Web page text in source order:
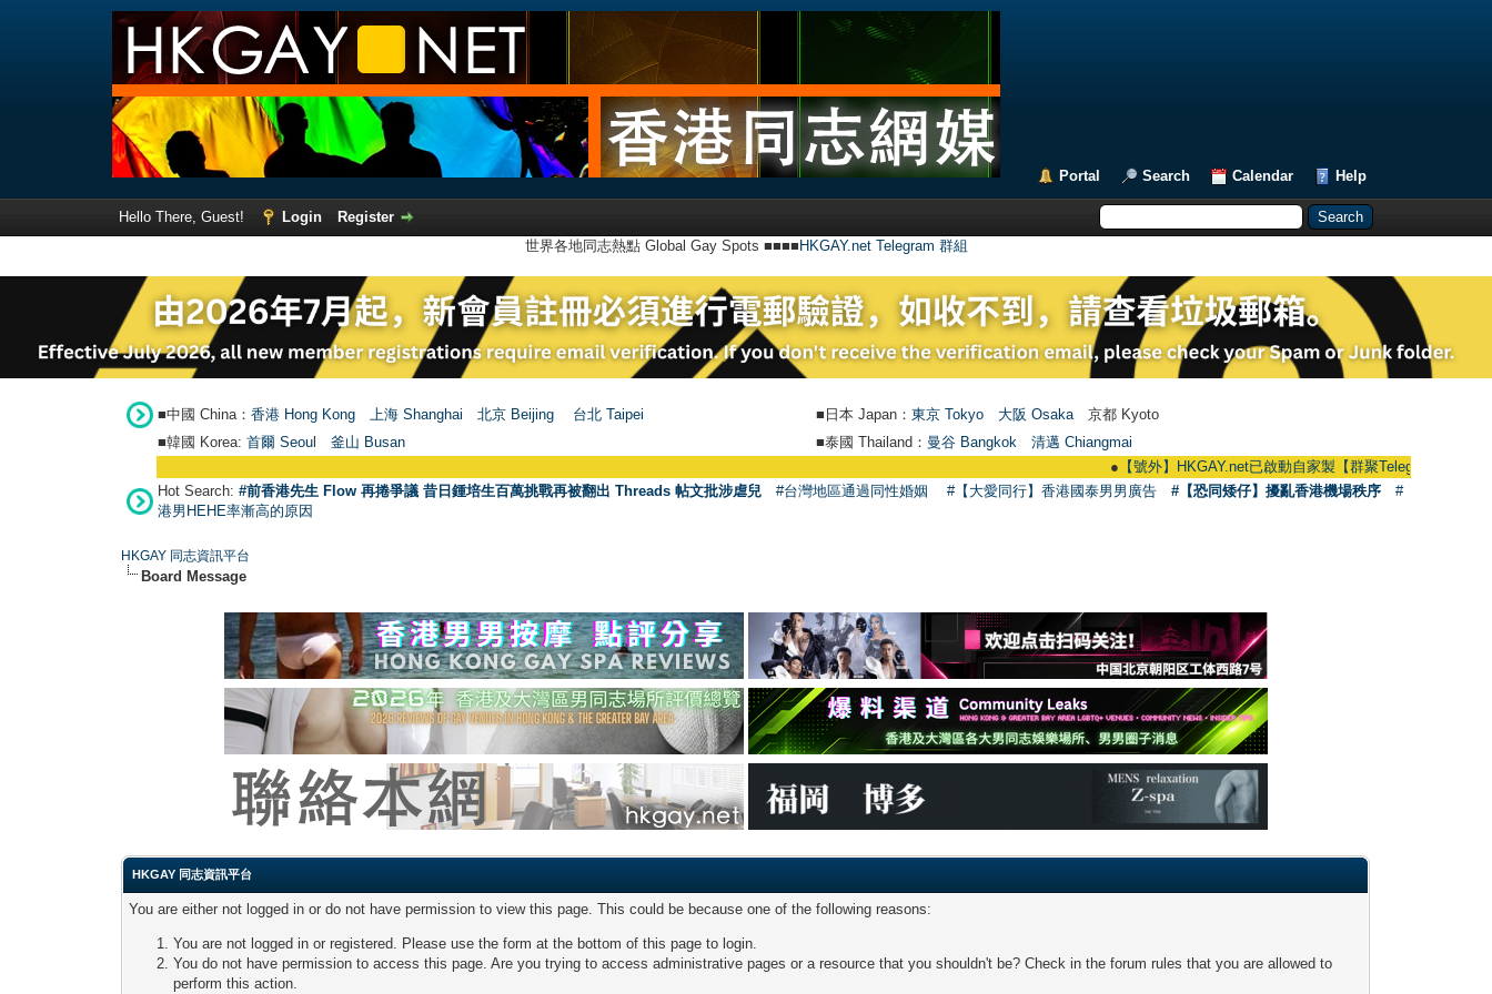
Portal Search Calendar Help
Hello There, Guest! Login
Register
世界各地同志熱點 Global Gay Spots ■■■■ HKGAY.net Telegram 群組
■中國 China： 香港 Hong Kong 上海 Shanghai 北京 Beijing 台北 Taipei ■日本 Japan： 東京 Tokyo 大阪 Osaka 京都 Kyoto
■韓國 Korea: 首爾 Seou 釜山 Busan ■泰國 Thailand： 曼谷 Bangkok
清邁 Chiangmai
【號外】HKGAY.net已啟動自家製【群聚Telegram群組】
Hot Search: #前香港先生 Flow 再捲爭議 昔日鍾培生百萬挑戰再被翻出 Threads 帖文批涉虐兒 #台灣地區通過同性婚姻 #【大愛同行】香港國泰男男廣告 #【恐同矮仔】擾亂香港機場秩序
#
港男HEHE率漸高的原因
HKGAY 同志資訊平台
Board Message
HKGAY 同志資訊平台
You are either not logged in or do not have permission to view this page. This could be because one of the following reasons:
You are not logged in or registered. Please use the form at the bottom of this page to login.
You do not have permission to access this page. Are you trying to access administrative pages or a resource that you shouldn't be? Check in the forum rules that you are allowed to
perform this action.